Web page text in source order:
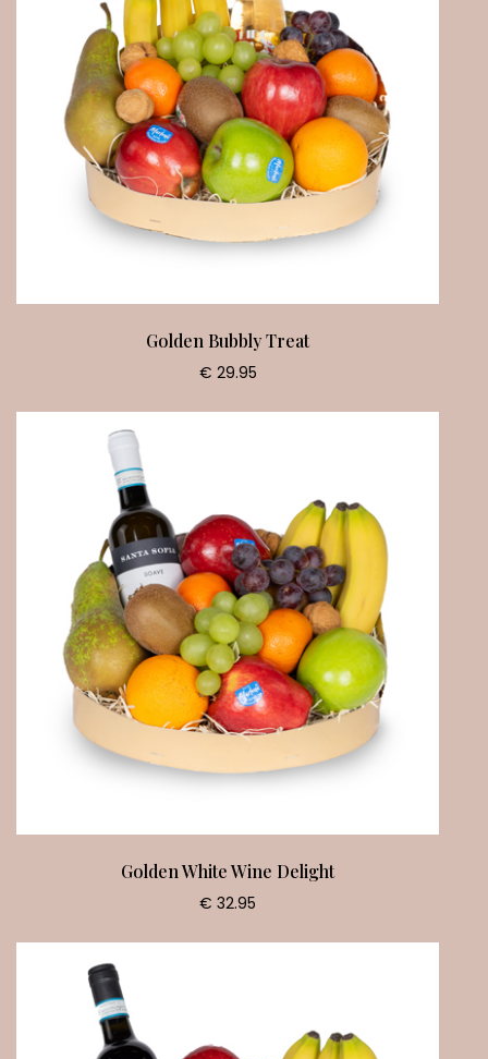
Golden Bubbly Treat
€ 29.95
Golden White Wine Delight
€ 32.95